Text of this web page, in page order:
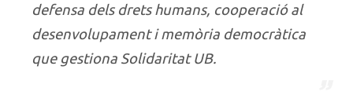
defensa dels drets humans, cooperació al
desenvolupament i memòria democràtica
que gestiona Solidaritat UB.